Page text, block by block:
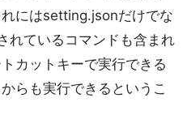
にはsetting.jsonだけでな
れているコマンドも含まれ
カットキーで実行できる
らも実行できるというこ